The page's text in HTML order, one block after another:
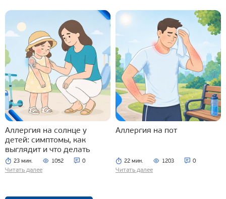
Аллергия на солнце у
детей: симптомы, как
выглядит и что делать
23 мин. 1052 0
Читать далее
Аллергия на пот
22 мин. 1203 0
Читать далее